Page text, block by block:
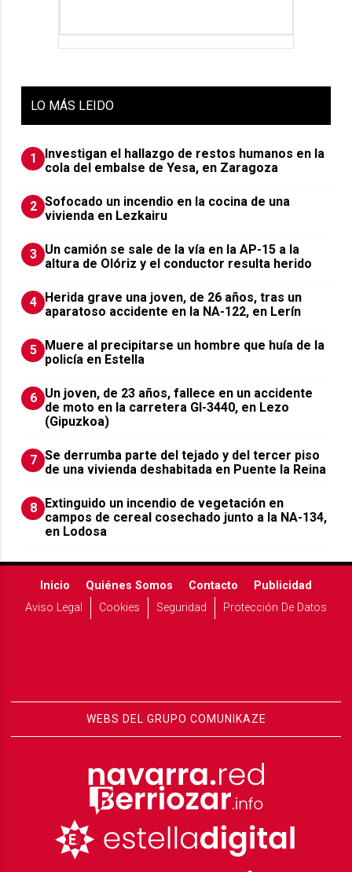
LO MÁS LEIDO
1
Investigan el hallazgo de restos humanos en la
cola del embalse de Yesa, en Zaragoza
2 Sofocado un incendio en la cocina de una
vivienda en Lezkairu
3 Un camión se sale de la vía en la AP-15 a la
altura de Olóriz y el conductor resulta herido
4
Herida grave una joven, de 26 años, tras un
aparatoso accidente en la NA-122, en Lerín
5
Muere al precipitarse un hombre que huía de la
policía en Estella
6 Un joven, de 23 años, fallece en un accidente
de moto en la carretera GI-3440, en Lezo
(Gipuzkoa)
7 Se derrumba parte del tejado y del tercer piso
de una vivienda deshabitada en Puente la Reina
8
Extinguido un incendio de vegetación en
campos de cereal cosechado junto a la NA-134,
en Lodosa
Inicio Quiénes Somos Contacto
Publicidad
Aviso Legal
Cookies Seguridad Protección De Datos
WEBS DEL GRUPO COMUNIKAZE